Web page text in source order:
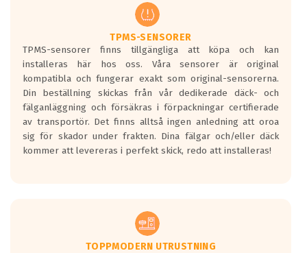
regelverket som introduceras år 2016.
Ett däck med två svarta vågor är redan
godkända för år 2016 nya regelverk.
Ett däck med en svart våg kommer vara
minst tre decibel tystare än det
regelverk som börjar gälla 2016.
TPMS-SENSORER
TPMS-sensorer finns tillgängliga att köpa och kan
installeras här hos oss. Våra sensorer är original
kompatibla och fungerar exakt som original-sensorerna.
Din beställning skickas från vår dedikerade däck- och
fälganläggning och försäkras i förpackningar certifierade
av transportör. Det finns alltså ingen anledning att oroa
sig för skador under frakten. Dina fälgar och/eller däck
kommer att levereras i perfekt skick, redo att installeras!
TOPPMODERN UTRUSTNING